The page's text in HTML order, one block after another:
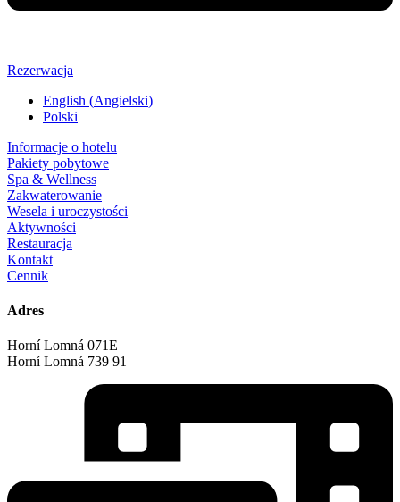
Rezerwacja
English (Angielski)
Polski
Informacje o hotelu
Pakiety pobytowe
Spa & Wellness
Zakwaterowanie
Wesela i uroczystości
Aktywności
Restauracja
Kontakt
Cennik
Adres
Horní Lomná 071E
Horní Lomná 739 91